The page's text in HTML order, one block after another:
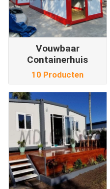
Vouwbaar
Containerhuis
10 Producten